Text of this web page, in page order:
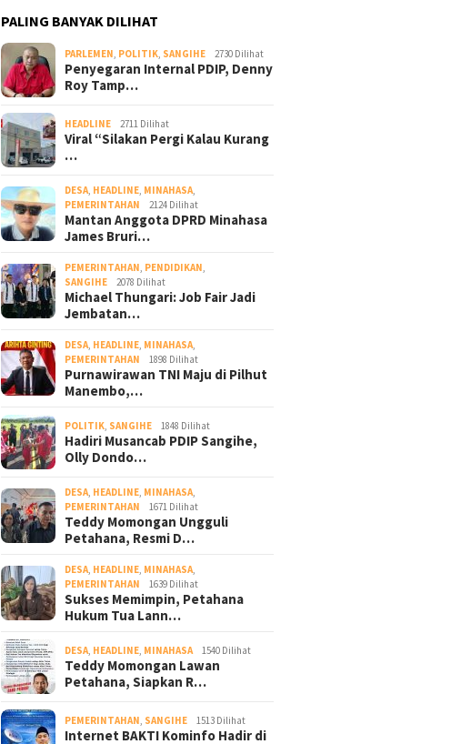
PALING BANYAK DILIHAT
PARLEMEN, POLITIK, SANGIHE 2730 Dilihat
Penyegaran Internal PDIP, Denny
Roy Tamp…
HEADLINE 2711 Dilihat
Viral “Silakan Pergi Kalau Kurang
…
DESA, HEADLINE, MINAHASA,
PEMERINTAHAN
2124 Dilihat
Mantan Anggota DPRD Minahasa
James Bruri…
PEMERINTAHAN, PENDIDIKAN,
SANGIHE
2078 Dilihat
Michael Thungari: Job Fair Jadi
Jembatan…
DESA, HEADLINE, MINAHASA,
PEMERINTAHAN
1898 Dilihat
Purnawirawan TNI Maju di Pilhut
Manembo,…
POLITIK, SANGIHE 1848 Dilihat
Hadiri Musancab PDIP Sangihe,
Olly Dondo…
DESA, HEADLINE, MINAHASA,
PEMERINTAHAN
1671 Dilihat
Teddy Momongan Ungguli
Petahana, Resmi D…
DESA, HEADLINE, MINAHASA,
PEMERINTAHAN
1639 Dilihat
Sukses Memimpin, Petahana
Hukum Tua Lann…
DESA, HEADLINE, MINAHASA 1540 Dilihat
Teddy Momongan Lawan
Petahana, Siapkan R…
PEMERINTAHAN, SANGIHE 1513 Dilihat
Internet BAKTI Kominfo Hadir di